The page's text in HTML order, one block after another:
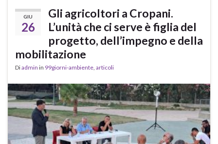
GIU
26
Gli agricoltori a Cropani.
L’unità che ci serve è figlia del
progetto, dell’impegno e della
mobilitazione
Diadmin in 99giorni-ambiente, articoli